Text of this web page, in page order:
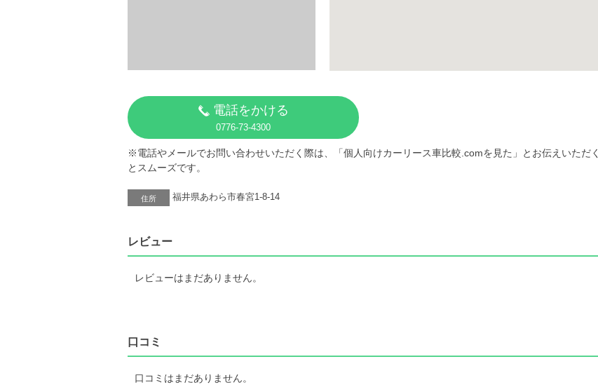
電話をかける
0776-73-4300
※電話やメールでお問い合わせいただく際は、「個人向けカーリース車比較.comを見た」とお伝えいただく
とスムーズです。
住所 福井県あわら市春宮1-8-14
レビュー
レビューはまだありません。
口コミ
口コミはまだありません。